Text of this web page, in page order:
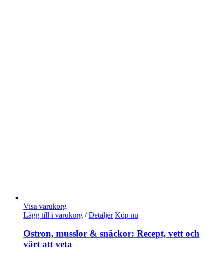
Visa varukorg
Lägg till i varukorg / Detaljer Köp nu
Ostron, musslor & snäckor: Recept, vett och
värt att veta